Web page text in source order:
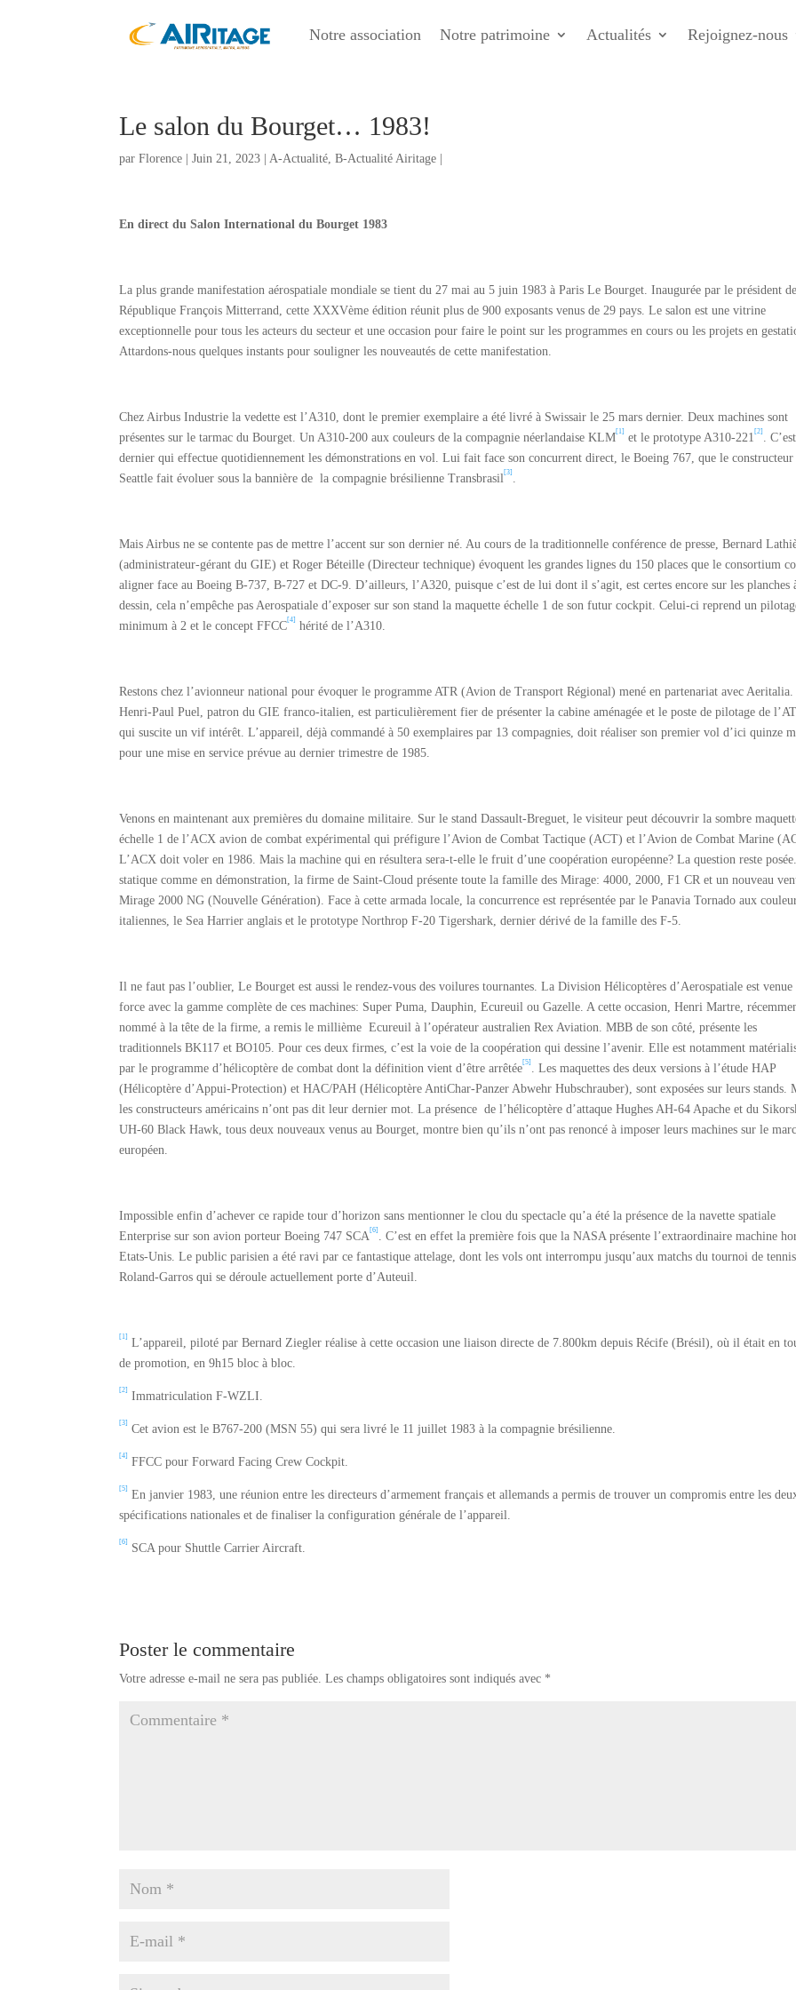
Notre association Notre patrimoine Actualités Rejoignez-nous
Le salon du Bourget… 1983!
parFlorence |Juin 21, 2023 |A-Actualité,B-Actualité Airitage
En direct du Salon International du Bourget 1983
La plus grande manifestation aérospatiale mondiale se tient du 27 mai au 5 juin 1983 à Paris Le Bourget. Inaugurée par le président
République François Mitterrand, cette XXXVème édition réunit plus de 900 exposants venus de 29 pays. Le salon est une vitrine
exceptionnelle pour tous les acteurs du secteur et une occasion pour faire le point sur les programmes en cours ou les projets en
Attardons-nous quelques instants pour souligner les nouveautés de cette manifestation.
Chez Airbus Industrie la vedette est l’A310, dont le premier exemplaire a été livré à Swissair le 25 mars dernier. Deux machines sont
présentes sur le tarmac du Bourget. Un A310-200 aux couleurs de la compagnie néerlandaise KLM[1] et le prototype A310-221[2] .
dernier qui effectue quotidiennement les démonstrations en vol. Lui fait face son concurrent direct, le Boeing 767, que le constructeur
Seattle fait évoluer sous la bannière de la compagnie brésilienne Transbrasil[3] .
Mais Airbus ne se contente pas de mettre l’accent sur son dernier né. Au cours de la traditionnelle conférence de presse, Bernard
(administrateur-gérant du GIE) et Roger Béteille (Directeur technique) évoquent les grandes lignes du 150 places que le consortium
aligner face au Boeing B-737, B-727 et DC-9. D’ailleurs, l’A320, puisque c’est de lui dont il s’agit, est certes encore sur les planches
dessin, cela n’empêche pas Aerospatiale d’exposer sur son stand la maquette échelle 1 de son futur cockpit. Celui-ci reprend un
minimum à 2 et le concept FFCC[4] hérité de l’A310.
Restons chez l’avionneur national pour évoquer le programme ATR (Avion de Transport Régional) mené en partenariat avec Aeritalia.
Henri-Paul Puel, patron du GIE franco-italien, est particulièrement fier de présenter la cabine aménagée et le poste de pilotage de
qui suscite un vif intérêt. L’appareil, déjà commandé à 50 exemplaires par 13 compagnies, doit réaliser son premier vol d’ici quinze
pour une mise en service prévue au dernier trimestre de 1985.
Venons en maintenant aux premières du domaine militaire. Sur le stand Dassault-Breguet, le visiteur peut découvrir la sombre
échelle 1 de l’ACX avion de combat expérimental qui préfigure l’Avion de Combat Tactique (ACT) et l’Avion de Combat Marine
L’ACX doit voler en 1986. Mais la machine qui en résultera sera-t-elle le fruit d’une coopération européenne? La question reste
statique comme en démonstration, la firme de Saint-Cloud présente toute la famille des Mirage: 4000, 2000, F1 CR et un nouveau
Mirage 2000 NG (Nouvelle Génération). Face à cette armada locale, la concurrence est représentée par le Panavia Tornado aux
italiennes, le Sea Harrier anglais et le prototype Northrop F-20 Tigershark, dernier dérivé de la famille des F-5.
Il ne faut pas l’oublier, Le Bourget est aussi le rendez-vous des voilures tournantes. La Division Hélicoptères d’Aerospatiale est venue
force avec la gamme complète de ces machines: Super Puma, Dauphin, Ecureuil ou Gazelle. A cette occasion, Henri Martre,
nommé à la tête de la firme, a remis le millième Ecureuil à l’opérateur australien Rex Aviation. MBB de son côté, présente les
traditionnels BK117 et BO105. Pour ces deux firmes, c’est la voie de la coopération qui dessine l’avenir. Elle est notamment
par le programme d’hélicoptère de combat dont la définition vient d’être arrêtée[5] . Les maquettes des deux versions à l’étude HAP
(Hélicoptère d’Appui-Protection) et HAC/PAH (Hélicoptère AntiChar-Panzer Abwehr Hubschrauber), sont exposées sur leurs stands.
les constructeurs américains n’ont pas dit leur dernier mot. La présence de l’hélicoptère d’attaque Hughes AH-64 Apache et du
UH-60 Black Hawk, tous deux nouveaux venus au Bourget, montre bien qu’ils n’ont pas renoncé à imposer leurs machines sur le
européen.
Impossible enfin d’achever ce rapide tour d’horizon sans mentionner le clou du spectacle qu’a été la présence de la navette spatiale
Enterprise sur son avion porteur Boeing 747 SCA[6] . C’est en effet la première fois que la NASA présente l’extraordinaire machine
Etats-Unis. Le public parisien a été ravi par ce fantastique attelage, dont les vols ont interrompu jusqu’aux matchs du tournoi de
Roland-Garros qui se déroule actuellement porte d’Auteuil.
[1] L’appareil, piloté par Bernard Ziegler réalise à cette occasion une liaison directe de 7.800km depuis Récife (Brésil), où il était en
de promotion, en 9h15 bloc à bloc.
[2] Immatriculation F-WZLI.
[3] Cet avion est le B767-200 (MSN 55) qui sera livré le 11 juillet 1983 à la compagnie brésilienne.
[4] FFCC pour Forward Facing Crew Cockpit.
[5] En janvier 1983, une réunion entre les directeurs d’armement français et allemands a permis de trouver un compromis entre les
spécifications nationales et de finaliser la configuration générale de l’appareil.
[6] SCA pour Shuttle Carrier Aircraft.
Poster le commentaire
Votre adresse e-mail ne sera pas publiée. Les champs obligatoires sont indiqués avec *